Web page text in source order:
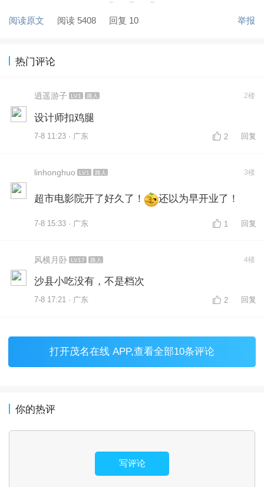
阅读原文 阅读 5408 回复 10 举报
热门评论
逍遥游子 LV1 路人 2楼
设计师扣鸡腿
7-8 11:23 · 广东 2 回复
linhonghuo LV1 路人 3楼
超市电影院开了好久了！ 还以为早开业了！
7-8 15:33 · 广东 1 回复
风横月卧 LV17 路人 4楼
沙县小吃没有，不是档次
7-8 17:21 · 广东 2 回复
打开茂名在线 APP,查看全部10条评论
你的热评
写评论